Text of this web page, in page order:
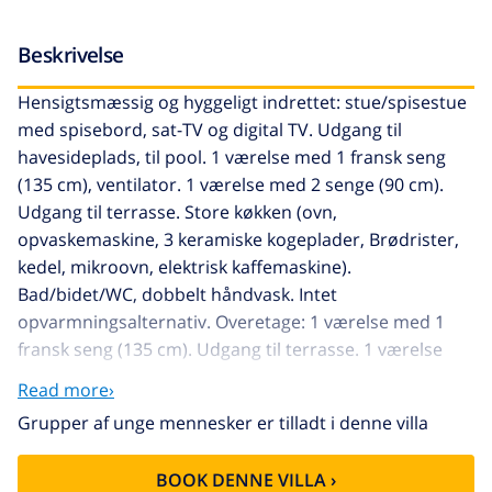
Beskrivelse
Hensigtsmæssig og hyggeligt indrettet: stue/spisestue
med spisebord, sat-TV og digital TV. Udgang til
havesideplads, til pool. 1 værelse med 1 fransk seng
(135 cm), ventilator. 1 værelse med 2 senge (90 cm).
Udgang til terrasse. Store køkken (ovn,
opvaskemaskine, 3 keramiske kogeplader, Brødrister,
kedel, mikroovn, elektrisk kaffemaskine).
Bad/bidet/WC, dobbelt håndvask. Intet
opvarmningsalternativ. Overetage: 1 værelse med 1
fransk seng (135 cm). Udgang til terrasse. 1 værelse
med 2 senge (90 cm). Udgang til terrasse.
Bad/bidet/WC. Lille terrasse. Havemøbler, grill. Udsigt
over landskabet. Til benyttelse: vaskemaskine,
strygejern højstol, barneseng, hårtørrer. Internet
(trådløs LAN [WLAN], gratis). Parkeringsplads
Read more›
Grupper af unge mennesker er tilladt i denne villa
BOOK DENNE VILLA ›